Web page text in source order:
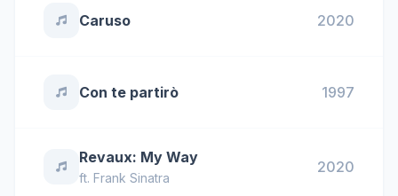
Caruso 2020
Con te partirò 1997
Revaux: My Way
ft. Frank Sinatra
2020